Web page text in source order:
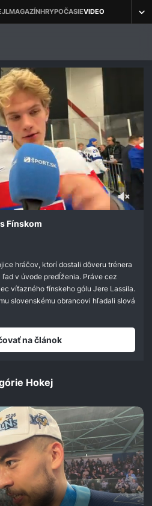
Fínskom
hráčov, ktorí dostali dôveru trénera
ľad v úvode predĺženia. Práve cez
víťazného fínskeho gólu Jere Lassila.
slovenskému obrancovi hľadali slová
na článok
Hokej